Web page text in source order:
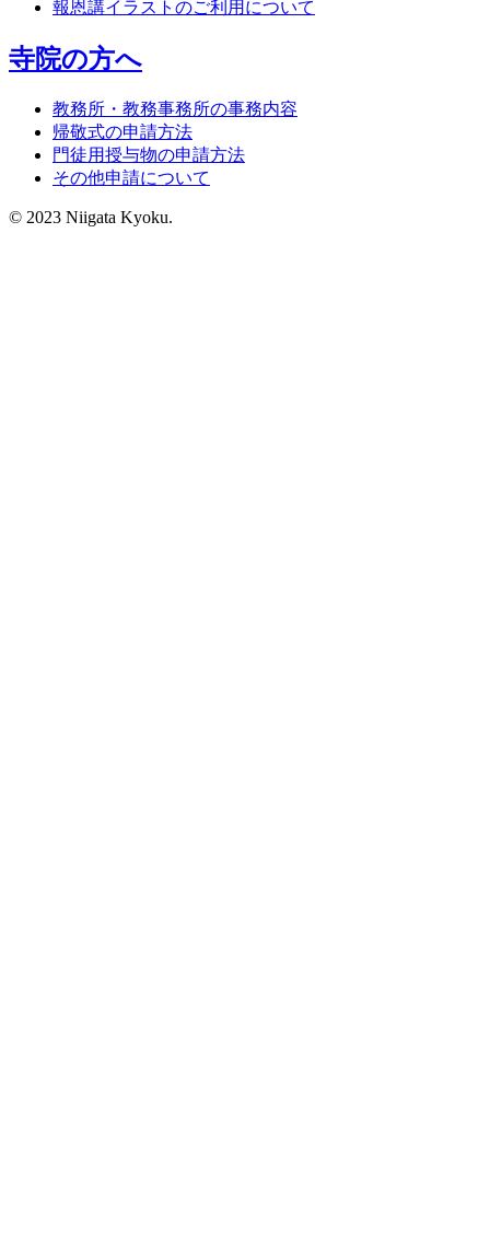
報恩講イラストのご利用について
寺院の方へ
教務所・教務事務所の事務内容
帰敬式の申請方法
門徒用授与物の申請方法
その他申請について
© 2023 Niigata Kyoku.